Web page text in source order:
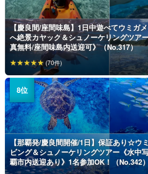
【慶良間/座間味島】1日中遊べてウミガ
へ絶景カヤック＆シュノーケリングツア
真無料/座間味島内送迎可》（No.317）
(70件)
【那覇発/慶良間開催/1日】保証あり☆ウ
ビング＆シュノーケリングツアー《水中
覇市内送迎あり》1名参加OK！（No.342